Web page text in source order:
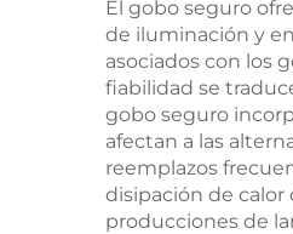
El gobo seguro
de iluminación y
asociados con los
fiabilidad se
gobo seguro
afectan a las
reemplazos
disipación de
producciones de